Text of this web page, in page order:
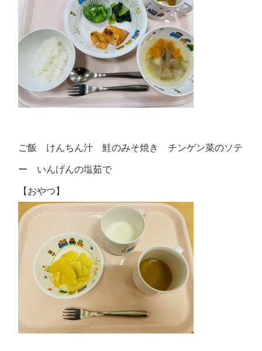
ご飯 けんちん汁 鮭のみそ焼き チンゲン菜のソテ
ー いんげんの塩茹で
【おやつ】